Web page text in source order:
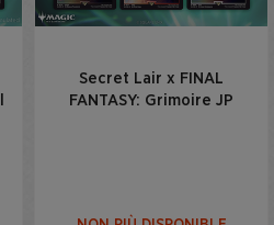
Secret Lair x FINAL
FANTASY: Grimoire JP